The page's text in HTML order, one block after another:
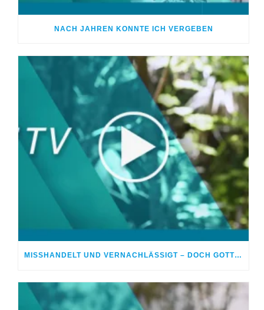
NACH JAHREN KONNTE ICH VERGEBEN
MISSHANDELT UND VERNACHLÄSSIGT – DOCH GOTT HEILTE MEINE WUNDEN